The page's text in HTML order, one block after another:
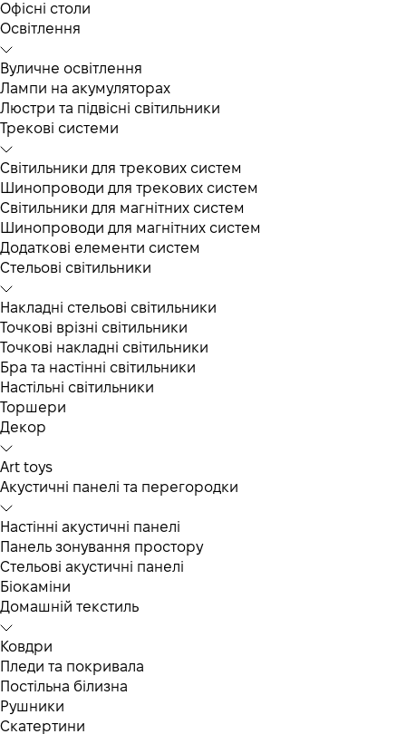
Офісні столи
Освітлення
Вуличне освітлення
Лампи на акумуляторах
Люстри та підвісні світильники
Трекові системи
Світильники для трекових систем
Шинопроводи для трекових систем
Світильники для магнітних систем
Шинопроводи для магнітних систем
Додаткові елементи систем
Cтельові світильники
Накладні стельові світильники
Точкові врізні світильники
Точкові накладні світильники
Бра та настінні світильники
Настільні світильники
Торшери
Декор
Art toys
Акустичні панелі та перегородки
Настінні акустичні панелі
Панель зонування простору
Стельові акустичні панелі
Біокаміни
Домашній текстиль
Ковдри
Пледи та покривала
Постільна білизна
Рушники
Скатертини